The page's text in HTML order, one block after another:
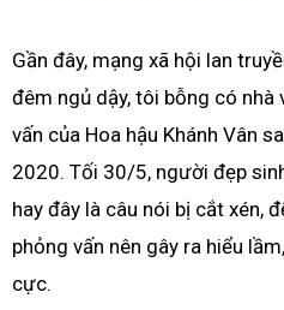
Gần đây, mạng xã hội lan
đêm ngủ dậy, tôi bỗng có nhà
vấn của Hoa hậu Khánh Vân
2020. Tối 30/5, người đẹp
hay đây là câu nói bị cắt xén,
phỏng vấn nên gây ra hiểu
cực.